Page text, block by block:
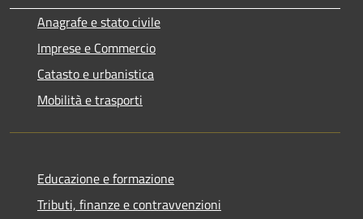
Anagrafe e stato civile
Imprese e Commercio
Catasto e urbanistica
Mobilità e trasporti
Educazione e formazione
Tributi, finanze e contravvenzioni